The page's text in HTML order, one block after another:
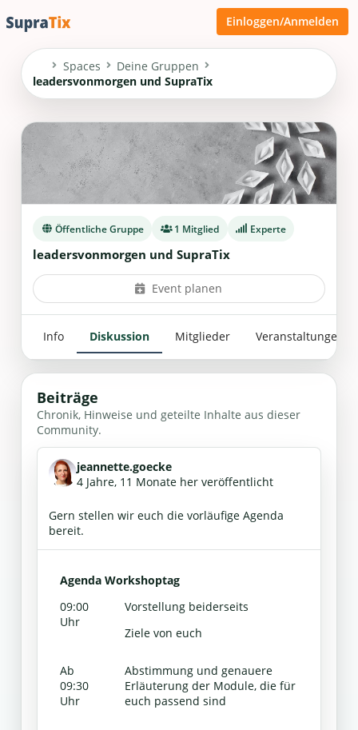
Einloggen/Anmelden
Spaces
Deine Gruppen
leadersvonmorgen und SupraTix
Öffentliche Gruppe 1 Mitglied Experte
leadersvonmorgen und SupraTix
Event planen
Info Diskussion Mitglieder Veranstaltungen
Beiträge
Chronik, Hinweise und geteilte Inhalte aus dieser
Community.
jeannette.goecke
4 Jahre, 11 Monate her veröffentlicht
Gern stellen wir euch die vorläufige Agenda
bereit.
Agenda Workshoptag
09:00
Uhr
Vorstellung beiderseits
Ziele von euch
Ab
09:30
Uhr
Abstimmung und genauere
Erläuterung der Module, die für
euch passend sind